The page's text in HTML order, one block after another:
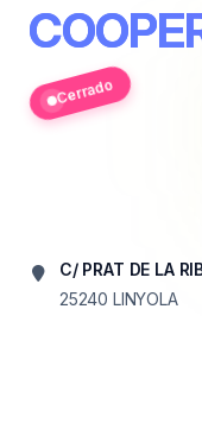
Cerrado
C/ PRAT DE LA
25240 LINYOLA